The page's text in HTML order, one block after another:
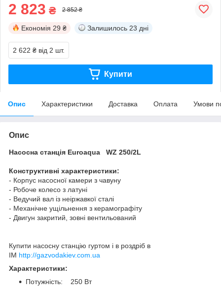
2 823 ₴ 2 852 ₴
Економія 29 ₴ Залишилось 23 дні
2 622 ₴ від 2 шт.
Купити
Опис Характеристики Доставка Оплата Умови
Опис
Насосна станція Euroaqua WZ 250/2L
Конструктивні характеристики:
- Корпус насосної камери з чавуну
- Робоче колесо з латуні
- Ведучий вал із неіржавкої сталі
- Механічне ущільнення з керамографіту
- Двигун закритий, зовні вентильований
Купити насосну станцію гуртом і в роздріб в
ІМ http://gazvodakiev.com.ua
Характеристики:
Потужність: 250 Вт